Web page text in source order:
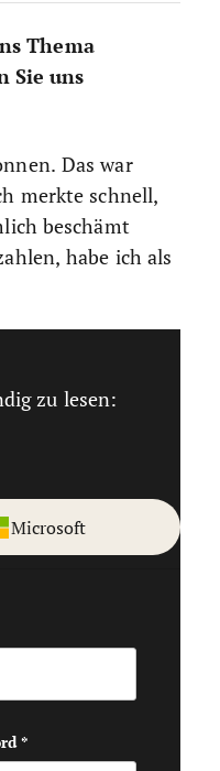
Thema
Sie uns
Das war
merkte schnell,
beschämt
habe ich als
zu lesen:
Microsoft
*